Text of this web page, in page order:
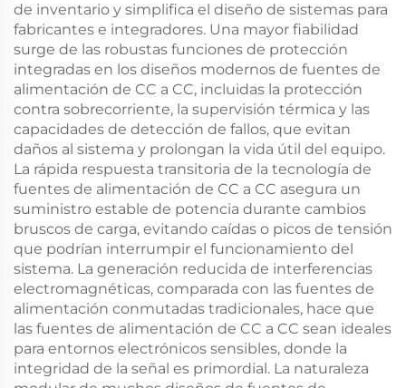
de inventario y simplifica el diseño de sistemas para
fabricantes e integradores. Una mayor fiabilidad
surge de las robustas funciones de protección
integradas en los diseños modernos de fuentes de
alimentación de CC a CC, incluidas la protección
contra sobrecorriente, la supervisión térmica y las
capacidades de detección de fallos, que evitan
daños al sistema y prolongan la vida útil del equipo.
La rápida respuesta transitoria de la tecnología de
fuentes de alimentación de CC a CC asegura un
suministro estable de potencia durante cambios
bruscos de carga, evitando caídas o picos de tensión
que podrían interrumpir el funcionamiento del
sistema. La generación reducida de interferencias
electromagnéticas, comparada con las fuentes de
alimentación conmutadas tradicionales, hace que
las fuentes de alimentación de CC a CC sean ideales
para entornos electrónicos sensibles, donde la
integridad de la señal es primordial. La naturaleza